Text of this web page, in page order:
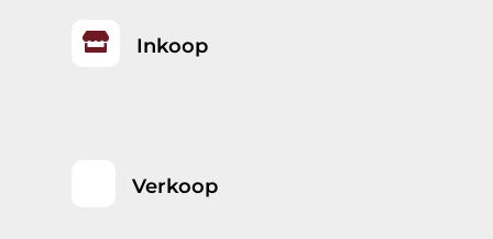
 Inkoop
Verkoop